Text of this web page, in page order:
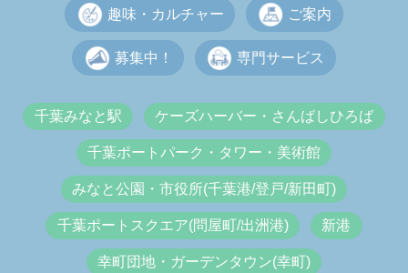
趣味・カルチャー ご案内
募集中！ 専門サービス
千葉みなと駅 ケーズハーバー・さんばしひろば
千葉ポートパーク・タワー・美術館
みなと公園・市役所(千葉港/登戸/新田町)
千葉ポートスクエア(問屋町/出洲港) 新港
幸町団地・ガーデンタウン(幸町)